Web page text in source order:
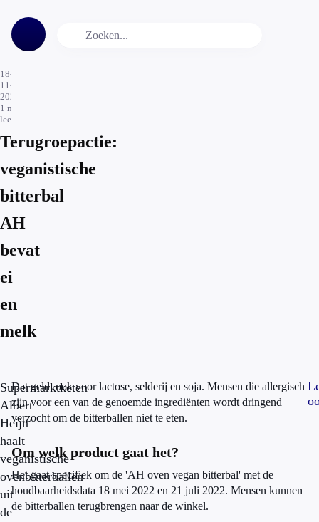
18-
11-
2021
1 min.
leestijd
Terugroepactie:
veganistische
bitterbal
AH
bevat
ei
en
melk
Supermarktketen
Albert
Heijn
haalt
veganistische
ovenbitterballen
uit
de
Dat geldt ook voor lactose, selderij en soja. Mensen die allergisch
zijn voor een van de genoemde ingrediënten wordt dringend
verzocht om de bitterballen niet te eten.
Om welk product gaat het?
Het gaat specifiek om de 'AH oven vegan bitterbal' met de
houdbaarheidsdata 18 mei 2022 en 21 juli 2022. Mensen kunnen
de bitterballen terugbrengen naar de winkel.